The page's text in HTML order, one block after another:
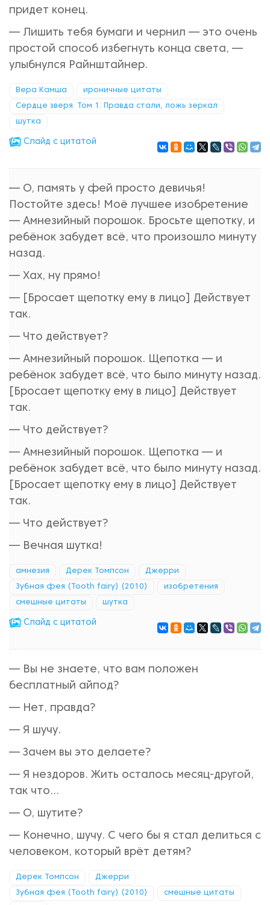
придет конец.
— Лишить тебя бумаги и чернил — это очень
простой способ избегнуть конца света, —
улыбнулся Райнштайнер.
Вера Камша ироничные цитаты
Сердце зверя. Том 1. Правда стали, ложь зеркал
шутка
Cлайд с цитатой
— О, память у фей просто девичья!
Постойте здесь! Моё лучшее изобретение
— Амнезийный порошок. Бросьте щепотку, и
ребёнок забудет всё, что произошло минуту
назад.
— Хах, ну прямо!
— [Бросает щепотку ему в лицо] Действует
так.
— Что действует?
— Амнезийный порошок. Щепотка — и
ребёнок забудет всё, что было минуту назад.
[Бросает щепотку ему в лицо] Действует
так.
— Что действует?
— Амнезийный порошок. Щепотка — и
ребёнок забудет всё, что было минуту назад.
[Бросает щепотку ему в лицо] Действует
так.
— Что действует?
— Вечная шутка!
амнезия Дерек Томпсон Джерри
Зубная фея (Tooth fairy) (2010) изобретения
смешные цитаты шутка
Cлайд с цитатой
— Вы не знаете, что вам положен
бесплатный айпод?
— Нет, правда?
— Я шучу.
— Зачем вы это делаете?
— Я нездоров. Жить осталось месяц-другой,
так что...
— О, шутите?
— Конечно, шучу. С чего бы я стал делиться с
человеком, который врёт детям?
Дерек Томпсон Джерри
Зубная фея (Tooth fairy) (2010) смешные цитаты